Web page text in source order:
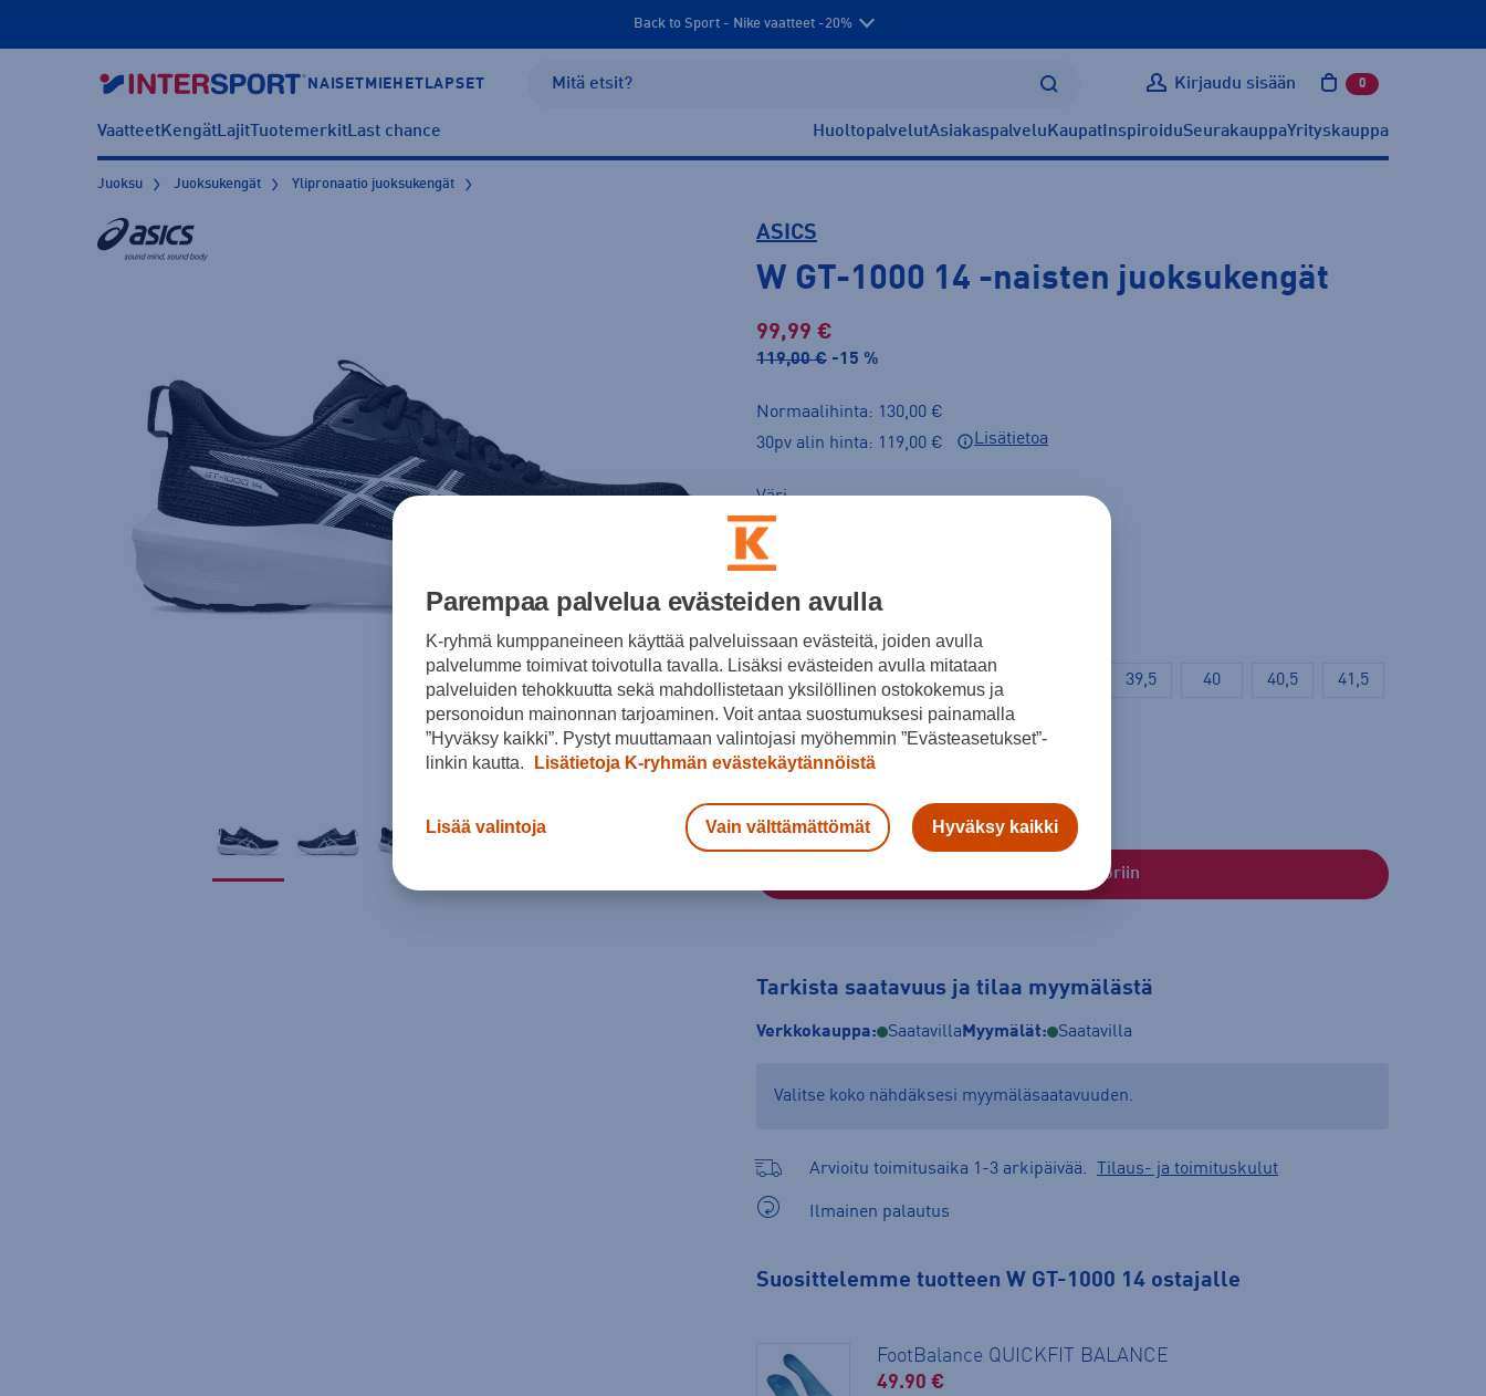
Back to Sport - Nike vaatteet -20%
NAISET MIEHET LAPSET Kirjaudu sisään 0 tuotetta
VaatteetKengätLajitTuotemerkitLast chance HuoltopalvelutAsiakaspalvelu Kaupat InspiroiduSeurakauppaYrityskauppa
Juoksu Juoksukengät Ylipronaatio juoksukengät
ASICS
W GT-1000 14 -naisten juoksukengät
99,99 €
119,00 € -15 %
Normaalihinta: 130,00 €
30pv alin hinta: 119,00 €
Lisätietoa
Väri
Musta
Koko
37,5 38 39,5 40 40,5 41,5
42 42,5 43,5
Kokotaulukko
Lisää ostoskoriin
Tarkista saatavuus ja tilaa myymälästä
Verkkokauppa: Saatavilla Myymälät: Saatavilla
Valitse koko nähdäksesi myymäläsaatavuuden.
Arvioitu toimitusaika 1-3 arkipäivää. Tilaus- ja toimituskulut
Ilmainen palautus
Suosittelemme tuotteen W GT-1000 14 ostajalle
FootBalance QUICKFIT BALANCE
49.90 €
Parempaa palvelua evästeiden avulla
K-ryhmä kumppaneineen käyttää palveluissaan evästeitä, joiden avulla
palvelumme toimivat toivotulla tavalla. Lisäksi evästeiden avulla mitataan
palveluiden tehokkuutta sekä mahdollistetaan yksilöllinen ostokokemus ja
personoidun mainonnan tarjoaminen. Voit antaa suostumuksesi painamalla
”Hyväksy kaikki”. Pystyt muuttamaan valintojasi myöhemmin ”Evästeasetukset”-
linkin kautta.
Lisätietoja K-ryhmän evästekäytännöistä
Lisää valintoja Vain välttämättömät Hyväksy kaikki